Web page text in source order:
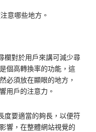
意哪些地方。
欄對於用戶來講可減少尋
個高轉換率的功能，這
必須放在顯眼的地方，
用戶的注意力。
度要適當的夠長，以便符
響，在整體網站視覺的